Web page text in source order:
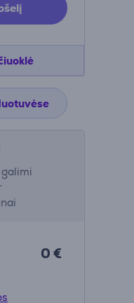
0 €